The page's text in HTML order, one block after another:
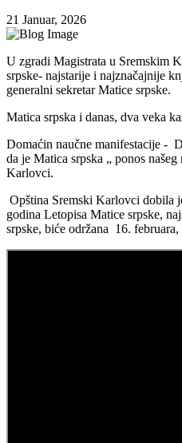
21 Januar, 2026
U zgradi Magistrata u Sremskim
srpske- najstarije i najznačajnije
generalni sekretar Matice srpske.
Matica srpska i danas, dva veka
Domaćin naučne manifestacije -
da je Matica srpska „ ponos
Karlovci.
Opština Sremski Karlovci dobila
godina Letopisa Matice srpske,
srpske, biće održana 16.